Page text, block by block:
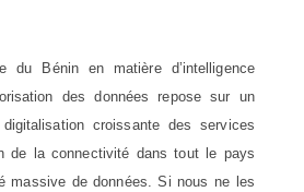
du Bénin en matière d’intelligence
des données repose sur un
croissante des services
de la connectivité dans tout le pays
massive de données. Si nous ne les